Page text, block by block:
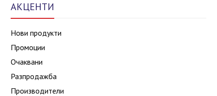
АКЦЕНТИ
Нови продукти
Промоции
Очаквани
Разпродажба
Производители